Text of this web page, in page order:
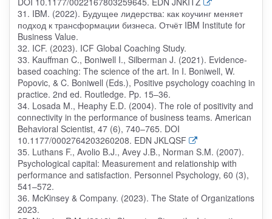
31. IBM. (2022). Будущее лидерства: как коучинг меняет
подход к трансформации бизнеса. Отчёт IBM Institute for
Business Value.
32. ICF. (2023). ICF Global Coaching Study.
33. Kauffman C., Boniwell I., Silberman J. (2021). Evidence-
based coaching: The science of the art. In I. Boniwell, W.
Popovic, & C. Boniwell (Eds.), Positive psychology coaching in
practice. 2nd ed. Routledge. Pp. 15–36.
34. Losada M., Heaphy E.D. (2004). The role of positivity and
connectivity in the performance of business teams. American
Behavioral Scientist, 47 (6), 740–765. DOI
10.1177/0002764203260208. EDN JKLQSF
35. Luthans F., Avolio B.J., Avey J.B., Norman S.M. (2007).
Psychological capital: Measurement and relationship with
performance and satisfaction. Personnel Psychology, 60 (3),
541–572.
36. McKinsey & Company. (2023). The State of Organizations
2023.